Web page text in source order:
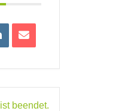
beendet.